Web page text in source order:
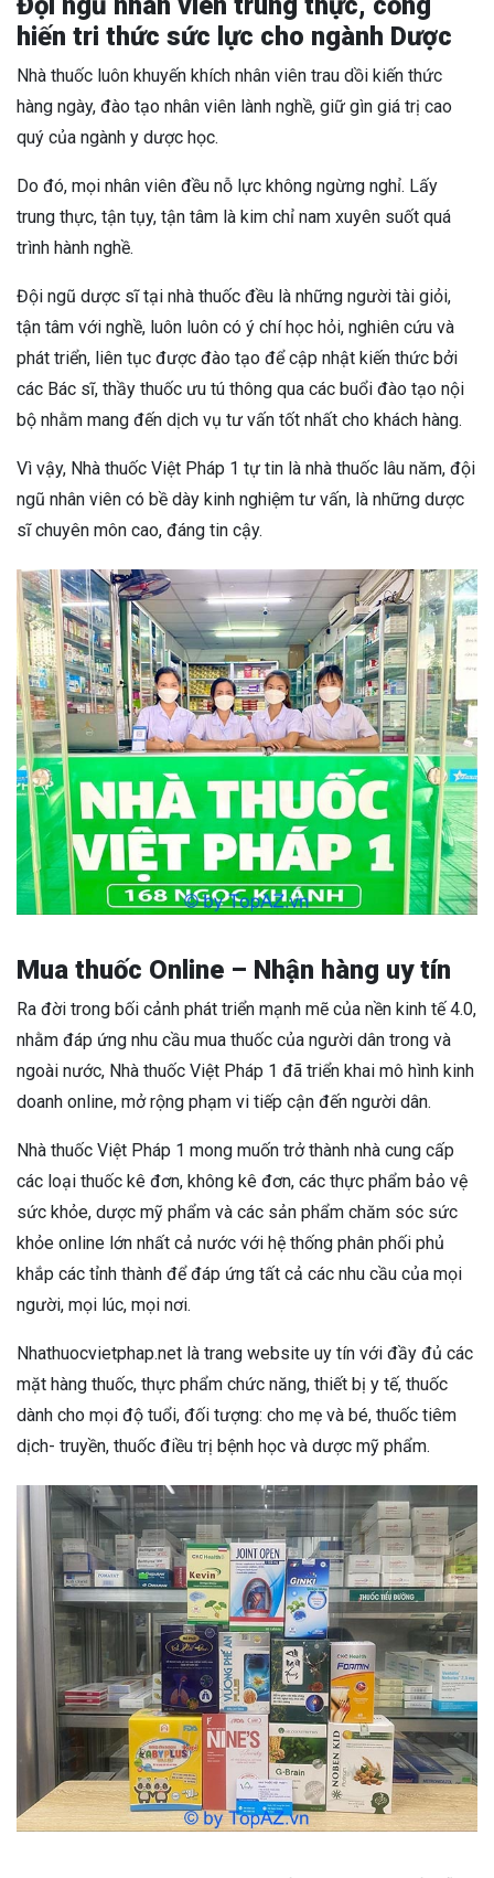
hiến tri thức sức lực cho ngành Dược
Nhà thuốc luôn khuyến khích nhân viên trau dồi kiến thức
hàng ngày, đào tạo nhân viên lành nghề, giữ gìn giá trị cao
quý của ngành y dược học.
Do đó, mọi nhân viên đều nỗ lực không ngừng nghỉ. Lấy
trung thực, tận tụy, tận tâm là kim chỉ nam xuyên suốt quá
trình hành nghề.
Đội ngũ dược sĩ tại nhà thuốc đều là những người tài giỏi,
tận tâm với nghề, luôn luôn có ý chí học hỏi, nghiên cứu và
phát triển, liên tục được đào tạo để cập nhật kiến thức bởi
các Bác sĩ, thầy thuốc ưu tú thông qua các buổi đào tạo nội
bộ nhằm mang đến dịch vụ tư vấn tốt nhất cho khách hàng.
Vì vậy, Nhà thuốc Việt Pháp 1 tự tin là nhà thuốc lâu năm, đội
ngũ nhân viên có bề dày kinh nghiệm tư vấn, là những dược
sĩ chuyên môn cao, đáng tin cậy.
Mua thuốc Online – Nhận hàng uy tín
Ra đời trong bối cảnh phát triển mạnh mẽ của nền kinh tế 4.0,
nhằm đáp ứng nhu cầu mua thuốc của người dân trong và
ngoài nước, Nhà thuốc Việt Pháp 1 đã triển khai mô hình kinh
doanh online, mở rộng phạm vi tiếp cận đến người dân.
Nhà thuốc Việt Pháp 1 mong muốn trở thành nhà cung cấp
các loại thuốc kê đơn, không kê đơn, các thực phẩm bảo vệ
sức khỏe, dược mỹ phẩm và các sản phẩm chăm sóc sức
khỏe online lớn nhất cả nước với hệ thống phân phối phủ
khắp các tỉnh thành để đáp ứng tất cả các nhu cầu của mọi
người, mọi lúc, mọi nơi.
Nhathuocvietphap.net là trang website uy tín với đầy đủ các
mặt hàng thuốc, thực phẩm chức năng, thiết bị y tế, thuốc
dành cho mọi độ tuổi, đối tượng: cho mẹ và bé, thuốc tiêm
dịch- truyền, thuốc điều trị bệnh học và dược mỹ phẩm.